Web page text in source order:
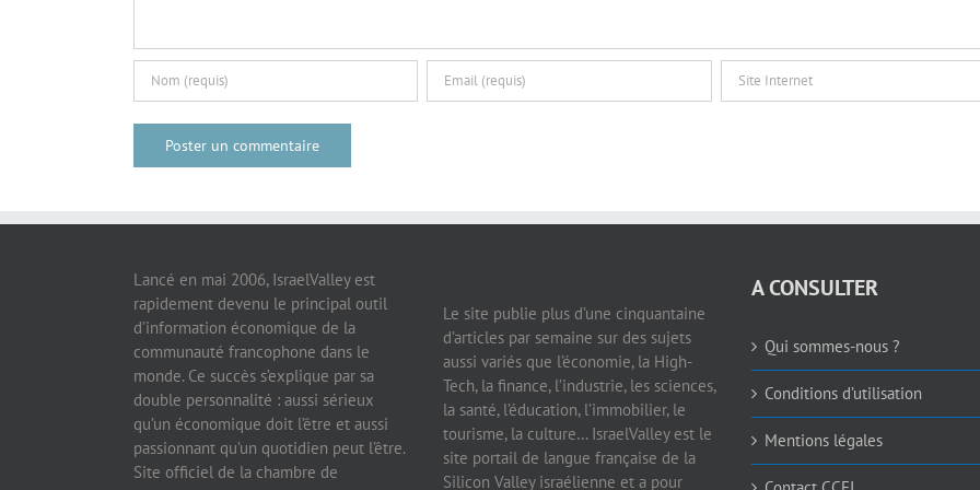
Lancé en mai 2006, IsraelValley est
rapidement devenu le principal outil
d’information économique de la
communauté francophone dans le
monde. Ce succès s’explique par sa
double personnalité : aussi sérieux
qu’un économique doit l’être et aussi
passionnant qu’un quotidien peut l’être.
Site officiel de la chambre de
Le site publie plus d’une cinquantaine
d’articles par semaine sur des sujets
aussi variés que l’économie, la High-
Tech, la finance, l’industrie, les sciences,
la santé, l’éducation, l’immobilier, le
tourisme, la culture… IsraelValley est le
site portail de langue française de la
Silicon Valley israélienne et a pour
A CONSULTER
Qui sommes-nous ?
Conditions d’utilisation
Mentions légales